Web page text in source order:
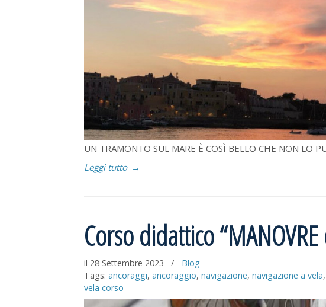
UN TRAMONTO SUL MARE È COSÌ BELLO CHE NON LO
Leggi tutto →
Corso didattico
il 28 Settembre 2023 /
Blog
Tags: ancoraggi, ancoraggio, navigazione, navigazione a vela,
vela corso